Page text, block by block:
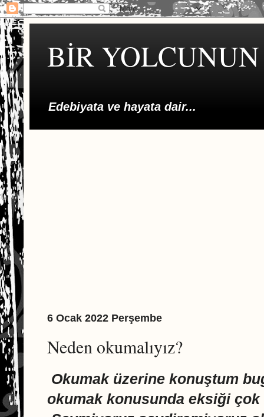
BİR
Edebiyata ve hayata dair...
6 Ocak 2022 Perşembe
Neden okumalıyız?
Okumak üzerine konuştum
okumak konusunda eksiği